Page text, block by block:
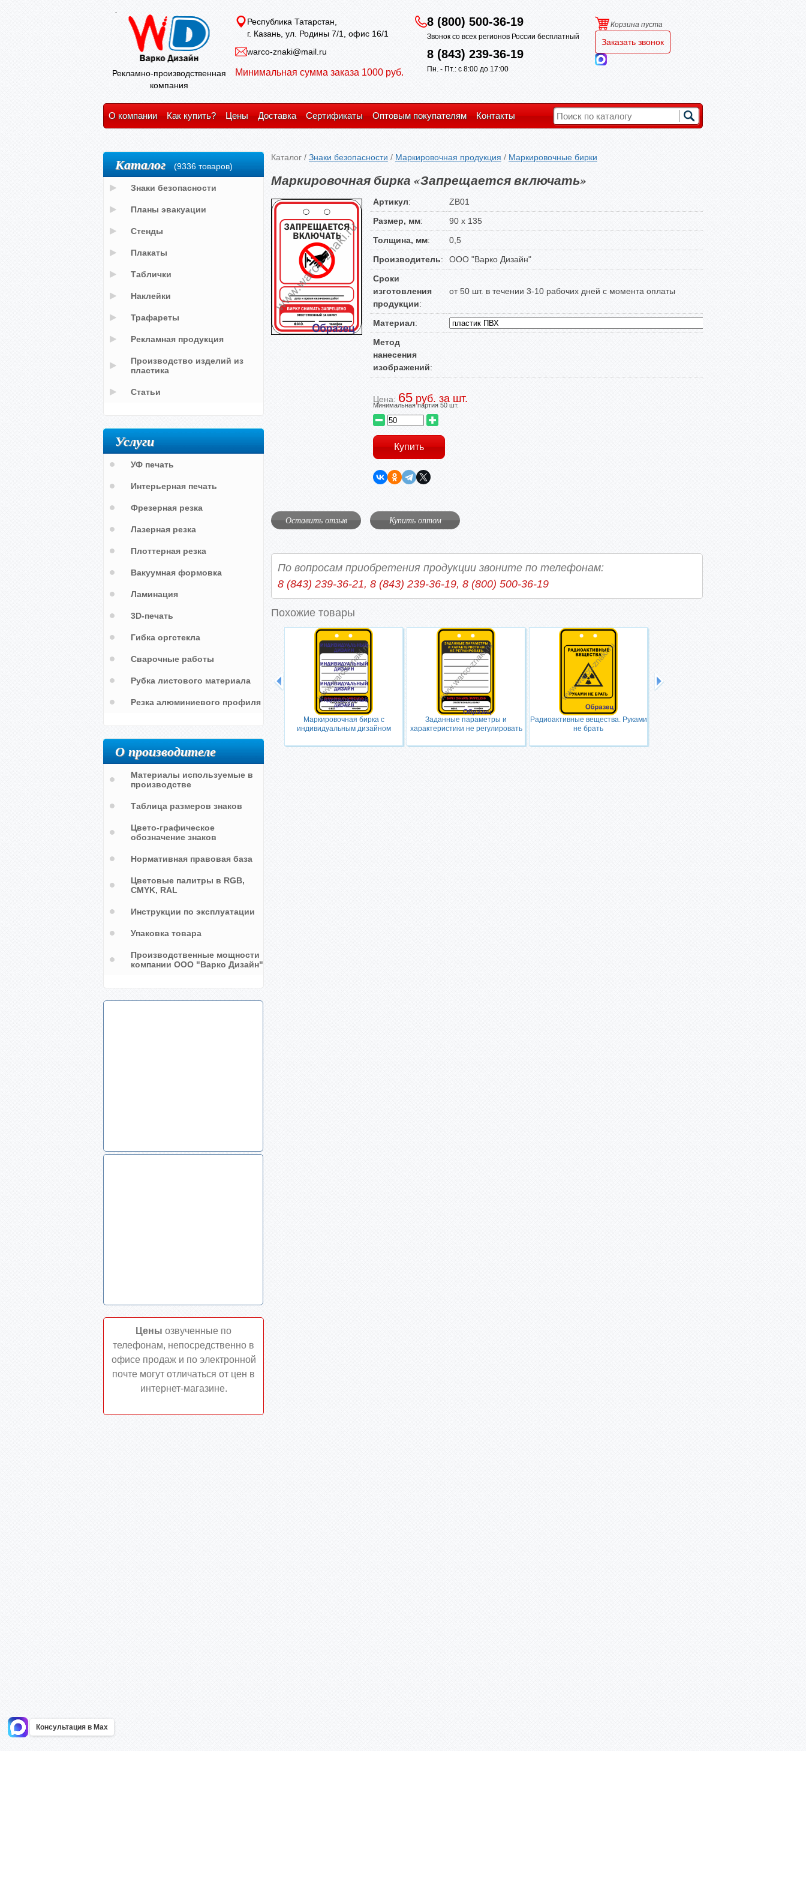
Рекламно-производственная
компания
Республика Татарстан,
г. Казань, ул. Родины 7/1, офис 16/1
warco-znaki@mail.ru
Минимальная сумма заказа 1000 руб.
8 (800) 500-36-19
Звонок со всех регионов России бесплатный
8 (843) 239-36-19
Пн. - Пт.: с 8:00 до 17:00
Корзина пуста
Заказать звонок
О компании Как купить? Цены Доставка Сертификаты Оптовым покупателям Контакты
Каталог / Знаки безопасности / Маркировочная продукция / Маркировочные бирки
Маркировочная бирка «Запрещается включать»
Артикул:
ZB01
Размер, мм:
90 х 135
Толщина, мм:
0,5
Производитель:
ООО "Варко Дизайн"
Сроки
изготовления
продукции:
от 50 шт. в течении 3-10 рабочих дней с момента оплаты
Материал:
Метод
нанесения
изображений:
Цена: 65 руб. за шт.
Минимальная партия 50 шт.
Оставить отзыв Купить оптом
По вопросам приобретения продукции звоните по телефонам:
8 (843) 239-36-21, 8 (843) 239-36-19, 8 (800) 500-36-19
Похожие товары
Маркировочная бирка с
индивидуальным дизайном
Заданные параметры и
характеристики не регулировать
Радиоактивные вещества. Руками
не брать
Каталог (9336 товаров)
Знаки безопасности
Планы эвакуации
Стенды
Плакаты
Таблички
Наклейки
Трафареты
Рекламная продукция
Производство изделий из
пластика
Статьи
Услуги
УФ печать
Интерьерная печать
Фрезерная резка
Лазерная резка
Плоттерная резка
Вакуумная формовка
Ламинация
3D-печать
Гибка оргстекла
Сварочные работы
Рубка листового материала
Резка алюминиевого профиля
О производителе
Материалы используемые в
производстве
Таблица размеров знаков
Цвето-графическое
обозначение знаков
Нормативная правовая база
Цветовые палитры в RGB,
CMYK, RAL
Инструкции по эксплуатации
Упаковка товара
Производственные мощности
компании ООО "Варко Дизайн"
Цены озвученные по
телефонам, непосредственно в
офисе продаж и по электронной
почте могут отличаться от цен в
интернет-магазине.
Консультация в Max